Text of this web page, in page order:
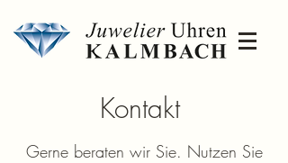
Kontakt
Gerne beraten wir Sie. Nutzen Sie